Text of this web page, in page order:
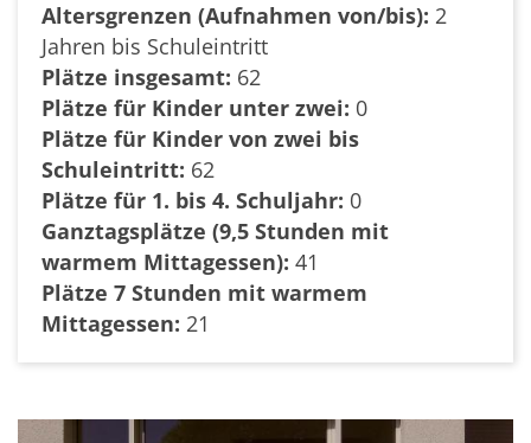
Altersgrenzen (Aufnahmen von/bis): 2
Jahren bis Schuleintritt
Plätze insgesamt: 62
Plätze für Kinder unter zwei: 0
Plätze für Kinder von zwei bis
Schuleintritt: 62
Plätze für 1. bis 4. Schuljahr: 0
Ganztagsplätze (9,5 Stunden mit
warmem Mittagessen): 41
Plätze 7 Stunden mit warmem
Mittagessen: 21